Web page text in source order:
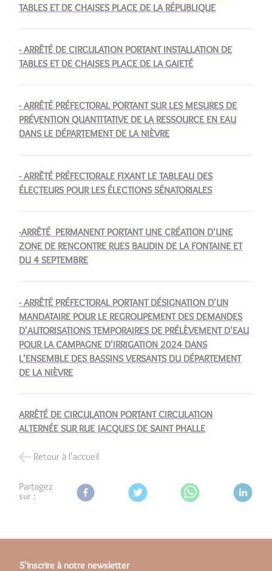
TABLES ET DE CHAISES PLACE DE LA RÉPUBLIQUE
- ARRÊTÉ DE CIRCULATION PORTANT INSTALLATION DE
TABLES ET DE CHAISES PLACE DE LA GAIETÉ
- ARRÊTÉ PRÉFECTORAL PORTANT SUR LES MESURES DE
PRÉVENTION QUANTITATIVE DE LA RESSOURCE EN EAU
DANS LE DÉPARTEMENT DE LA NIÈVRE
- ARRÊTÉ PRÉFECTORALE FIXANT LE TABLEAU DES
ÉLECTEURS POUR LES ÉLECTIONS SÉNATORIALES
-ARRÊTÉ PERMANENT PORTANT UNE CRÉATION D'UNE
ZONE DE RENCONTRE RUES BAUDIN DE LA FONTAINE ET
DU 4 SEPTEMBRE
- ARRÊTÉ PRÉFECTORAL PORTANT DÉSIGNATION D'UN
MANDATAIRE POUR LE REGROUPEMENT DES DEMANDES
D'AUTORISATIONS TEMPORAIRES DE PRÉLÈVEMENT D'EAU
POUR LA CAMPAGNE D'IRRIGATION 2024 DANS
L'ENSEMBLE DES BASSINS VERSANTS DU DÉPARTEMENT
DE LA NIÈVRE
ARRÊTÉ DE CIRCULATION PORTANT CIRCULATION
ALTERNÉE SUR RUE JACQUES DE SAINT PHALLE
Retour à l'accueil
Partagez
sur :
S'inscrire à notre newsletter